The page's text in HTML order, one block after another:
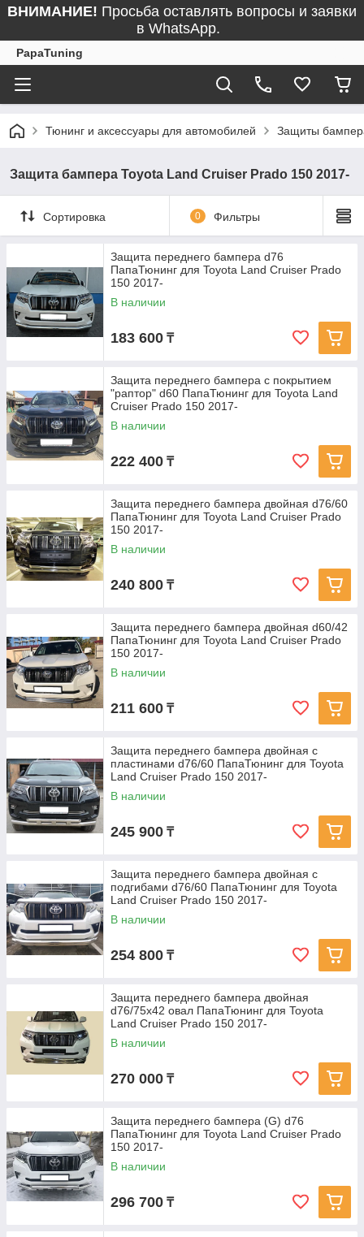
ВНИМАНИЕ! Просьба оставлять вопросы и заявки
в WhatsApp.
PapaTuning
Тюнинг и аксессуары для автомобилей Защиты
Защита бампера Toyota Land Cruiser Prado 150 2017-
Сортировка 0 Фильтры
Защита переднего бампера d76
ПапаТюнинг для Toyota Land Cruiser Prado
150 2017-
В наличии
183 600 ₸
Защита переднего бампера с покрытием
"раптор" d60 ПапаТюнинг для Toyota Land
Cruiser Prado 150 2017-
В наличии
222 400 ₸
Защита переднего бампера двойная d76/60
ПапаТюнинг для Toyota Land Cruiser Prado
150 2017-
В наличии
240 800 ₸
Защита переднего бампера двойная d60/42
ПапаТюнинг для Toyota Land Cruiser Prado
150 2017-
В наличии
211 600 ₸
Защита переднего бампера двойная с
пластинами d76/60 ПапаТюнинг для Toyota
Land Cruiser Prado 150 2017-
В наличии
245 900 ₸
Защита переднего бампера двойная с
подгибами d76/60 ПапаТюнинг для Toyota
Land Cruiser Prado 150 2017-
В наличии
254 800 ₸
Защита переднего бампера двойная
d76/75х42 овал ПапаТюнинг для Toyota
Land Cruiser Prado 150 2017-
В наличии
270 000 ₸
Защита переднего бампера (G) d76
ПапаТюнинг для Toyota Land Cruiser Prado
150 2017-
В наличии
296 700 ₸